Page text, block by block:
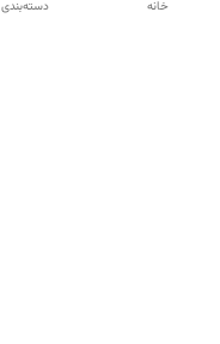
دسته‌بندی خانه